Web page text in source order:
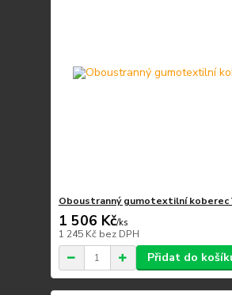
Oboustranný gumotextilní koberec
1 506 Kč/ks
1 245 Kč bez DPH
Přidat do